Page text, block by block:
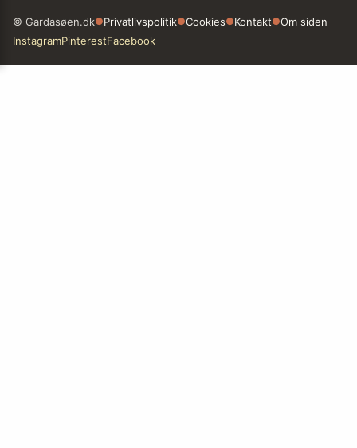
© Gardasøen.dk●Privatlivspolitik●Cookies●Kontakt●Om siden
InstagramPinterestFacebook